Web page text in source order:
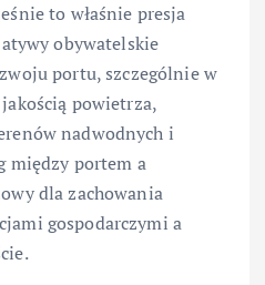
to właśnie presja
obywatelskie
portu, szczególnie w
powietrza,
nadwodnych i
między portem a
dla zachowania
gospodarczymi a